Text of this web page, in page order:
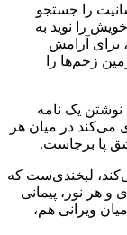
را جستجو
را نوید به
برای آرامش
زخم‌ها را
یک نامه
می‌کند در میان هر
پا برجاست.
لبخندی‌ست که
و هر نور، پیمانی
ویرانی هم،